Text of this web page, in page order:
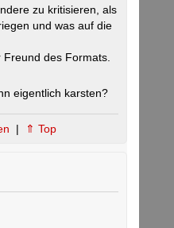
zu kritisieren, als
und was auf die
des Formats.
eigentlich karsten?
| ⇑ Top